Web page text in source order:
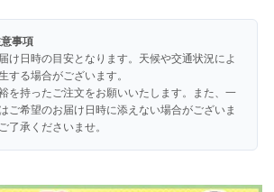
事項
け日時の目安となります。天候や交通状況によ
する場合がございます。
を持ったご注文をお願いいたします。また、一
ご希望のお届け日時に添えない場合がございま
了承くださいませ。